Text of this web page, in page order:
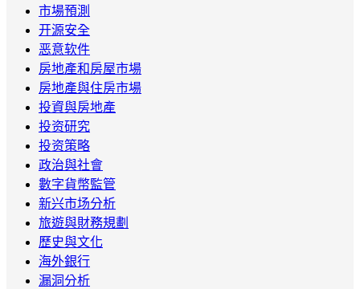
市場預測
开源安全
恶意软件
房地產和房屋市場
房地產與住房市場
投資與房地產
投资研究
投资策略
政治與社會
數字貨幣監管
新兴市场分析
旅遊與財務規劃
歷史與文化
海外銀行
漏洞分析